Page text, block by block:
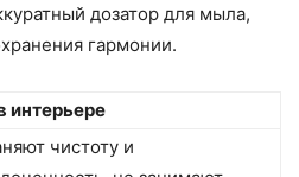
дозатор для мыла,
гармонии.
интерьере
чистоту и